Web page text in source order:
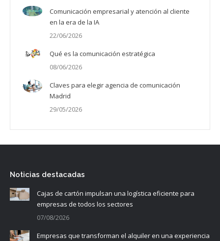
Comunicación empresarial y atención al cliente
en la era de la IA
22/06/2026
Qué es la comunicación estratégica
08/06/2026
Claves para elegir agencia de comunicación
Madrid
29/05/2026
Noticias destacadas
Cajas de cartón impulsan una logística eficiente para
empresas de todos los sectores
07/08/2026
Empresas que transforman el alquiler en una experiencia